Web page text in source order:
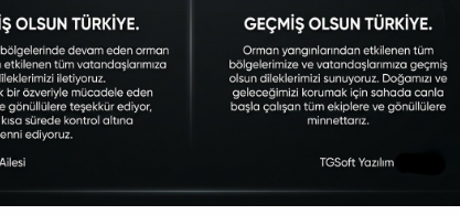
Kategoriler
Bijuteri
Elektronik
Kişisel Bakım ve Sağlık